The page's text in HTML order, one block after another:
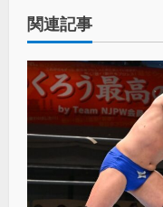
関連記事